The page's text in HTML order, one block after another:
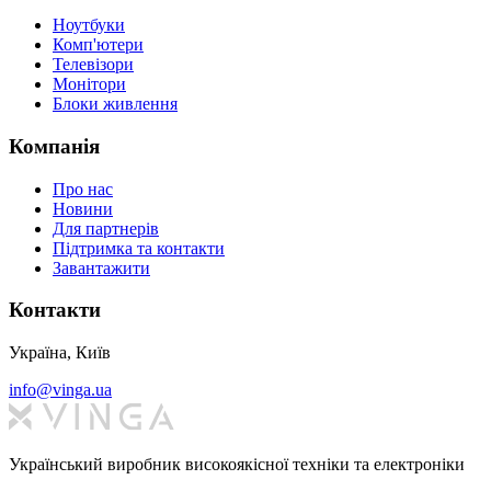
Ноутбуки
Комп'ютери
Телевізори
Монітори
Блоки живлення
Компанія
Про нас
Новини
Для партнерів
Підтримка та контакти
Завантажити
Контакти
Україна, Київ
info@vinga.ua
Український виробник високоякісної техніки та електроніки